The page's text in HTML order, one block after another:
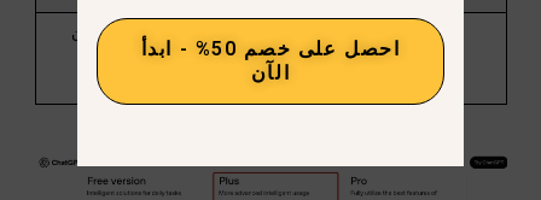
الأفضل لـ
المستخدمون
المحترفون
والمبدعون
احصل على خصم 50% - ابدأ
الآن